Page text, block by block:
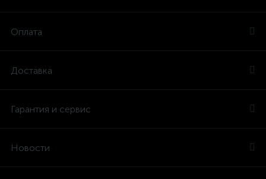
Оплата
Доставка
Гарантия и сервис
Новости